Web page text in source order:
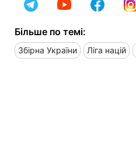
Більше по темі:
Збірна України Ліга націй